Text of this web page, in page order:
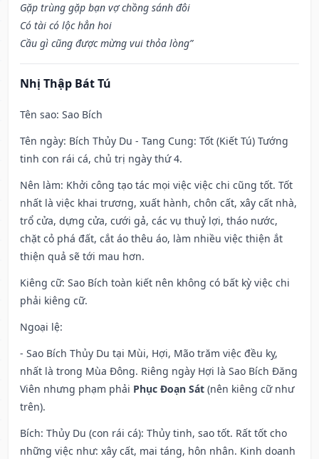
Gặp trùng gặp bạn vợ chồng sánh đôi
Có tài có lộc hẳn hoi
Cầu gì cũng được mừng vui thỏa lòng”
Nhị Thập Bát Tú
Tên sao: Sao Bích
Tên ngày: Bích Thủy Du - Tang Cung: Tốt (Kiết Tú) Tướng
tinh con rái cá, chủ trị ngày thứ 4.
Nên làm: Khởi công tạo tác mọi việc việc chi cũng tốt. Tốt
nhất là việc khai trương, xuất hành, chôn cất, xây cất nhà,
trổ cửa, dựng cửa, cưới gả, các vụ thuỷ lợi, tháo nước,
chặt cỏ phá đất, cắt áo thêu áo, làm nhiều việc thiện ắt
thiện quả sẽ tới mau hơn.
Kiêng cữ: Sao Bích toàn kiết nên không có bất kỳ việc chi
phải kiêng cữ.
Ngoại lệ:
- Sao Bích Thủy Du tại Mùi, Hợi, Mão trăm việc đều kỵ,
nhất là trong Mùa Đông. Riêng ngày Hợi là Sao Bích Đăng
Viên nhưng phạm phải Phục Đoạn Sát (nên kiêng cữ như
trên).
Bích: Thủy Du (con rái cá): Thủy tinh, sao tốt. Rất tốt cho
những việc như: xây cất, mai táng, hôn nhân. Kinh doanh